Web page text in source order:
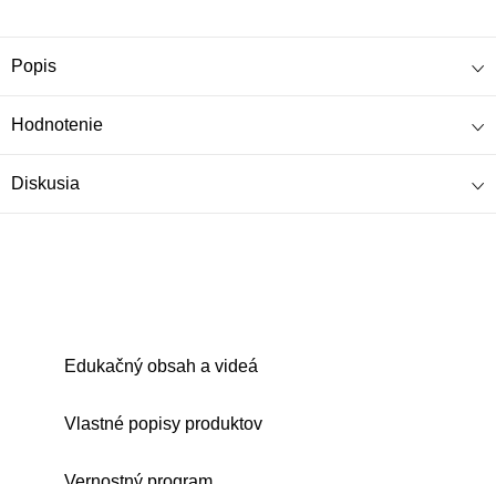
Popis
Hodnotenie
Diskusia
Edukačný obsah a videá
Vlastné popisy produktov